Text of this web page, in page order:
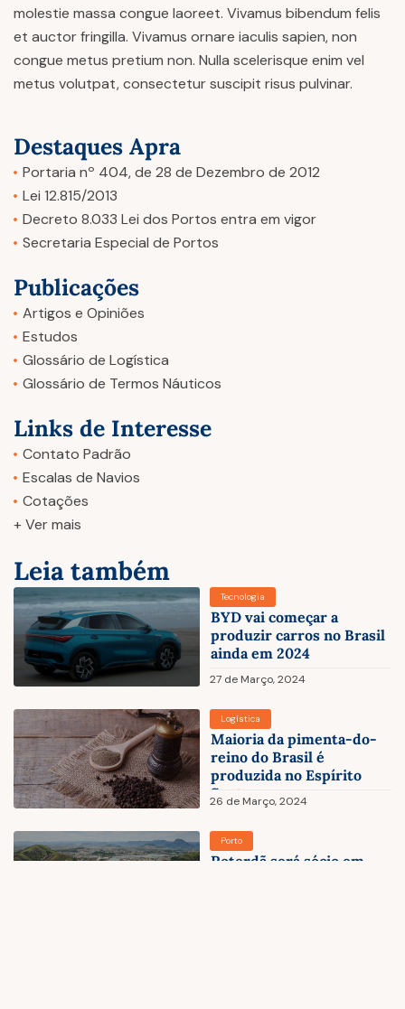
molestie massa congue laoreet. Vivamus bibendum felis
et auctor fringilla. Vivamus ornare iaculis sapien, non
congue metus pretium non. Nulla scelerisque enim vel
metus volutpat, consectetur suscipit risus pulvinar.
Destaques Apra
Portaria nº 404, de 28 de Dezembro de 2012
Lei 12.815/2013
Decreto 8.033 Lei dos Portos entra em vigor
Secretaria Especial de Portos
Publicações
Artigos e Opiniões
Estudos
Glossário de Logística
Glossário de Termos Náuticos
Links de Interesse
Contato Padrão
Escalas de Navios
Cotações
+ Ver mais
Leia também
Tecnologia
BYD vai começar a
produzir carros no Brasil
ainda em 2024
27 de Março, 2024
Logística
Maioria da pimenta-do-
reino do Brasil é
produzida no Espírito
Santo
26 de Março, 2024
Porto
Roterdã será sócio em